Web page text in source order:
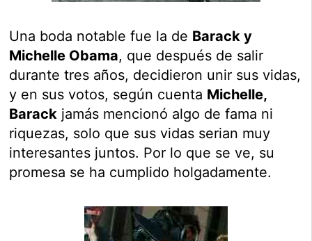
Una boda notable fue la de Barack y
Michelle Obama, que después de salir
durante tres años, decidieron unir sus vidas,
y en sus votos, según cuenta Michelle,
Barack jamás mencionó algo de fama ni
riquezas, solo que sus vidas serian muy
interesantes juntos. Por lo que se ve, su
promesa se ha cumplido holgadamente.